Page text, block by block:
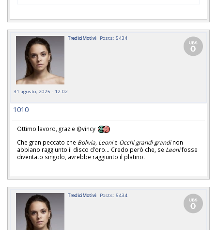
TrediciMotivi Posts: 5434
31 agosto, 2025 - 12:02
1010
Ottimo lavoro, grazie @vincy
Che gran peccato che Bolivia, Leonie Occhi grandi grandinon
abbiano raggiunto il disco d’oro... Credo però che, se Leonifosse
diventato singolo, avrebbe raggiunto il platino.
TrediciMotivi Posts: 5434